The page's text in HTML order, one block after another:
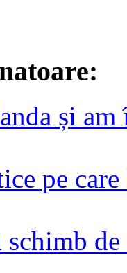
și am
pe
schimb